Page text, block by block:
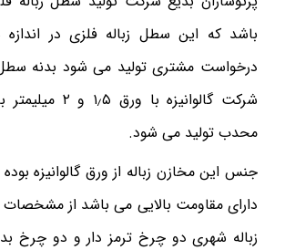
باشد که این سطل زباله فلزی در
درخواست مشتری تولید می شود بدنه سطل
شرکت گالوانیزه
محدب تولید می شود.
جنس این مخازن زباله از ورق گالوانیزه
دارای مقاومت بالایی می باشد از
زباله شهری دو چرخ ترمز دار و دو چرخ